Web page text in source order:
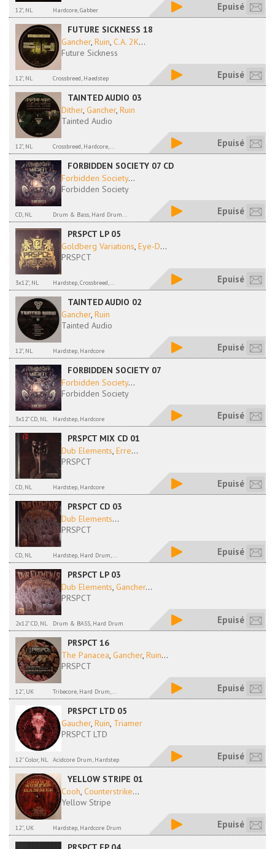
12", NL Hardcore, Gabber Epuisé
FUTURE SICKNESS 18
Gancher, Ruin, C.A. 2K...
Future Sickness
12", NL Crossbreed, Haedstep Epuisé
TAINTED AUDIO 03
Dither, Gancher, Ruin
Tainted Audio
12", NL Crossbreed, Hardcore,... Epuisé
FORBIDDEN SOCIETY 07 CD
Forbidden Society...
Forbidden Society
CD, NL Drum & Bass, Hard Drum... Epuisé
PRSPCT LP 05
Goldberg Variations, Eye-D...
PRSPCT
3x12", NL Hardstep, Crossbreed,... Epuisé
TAINTED AUDIO 02
Gancher, Ruin
Tainted Audio
12", NL Hardstep, Hardcore Epuisé
FORBIDDEN SOCIETY 07
Forbidden Society...
Forbidden Society
3x12" CD, NL Hardstep, Hardcore Epuisé
PRSPCT MIX CD 01
Dub Elements, Erre...
PRSPCT
CD, NL Hardstep, Hardcore Epuisé
PRSPCT CD 03
Dub Elements...
PRSPCT
CD, NL Hardstep, Hard Drum,... Epuisé
PRSPCT LP 03
Dub Elements, Gancher...
PRSPCT
2x12" CD, NL Drum & BASS, Hard Drum Epuisé
PRSPCT 16
The Panacea, Gancher, Ruin...
PRSPCT
12'', UK Tribecore, Hard Drum,... Epuisé
PRSPCT LTD 05
Gaucher, Ruin, Triamer
PRSPCT LTD
12'' Color, NL Acidcore Drum, Hardstep Epuisé
YELLOW STRIPE 01
Cooh, Counterstrike...
Yellow Stripe
12'', UK Hardstep, Hardcore Drum Epuisé